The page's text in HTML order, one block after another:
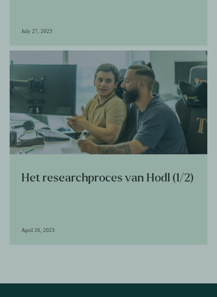
July 27, 2023
Het researchproces van Hodl (1/2)
April 26, 2023